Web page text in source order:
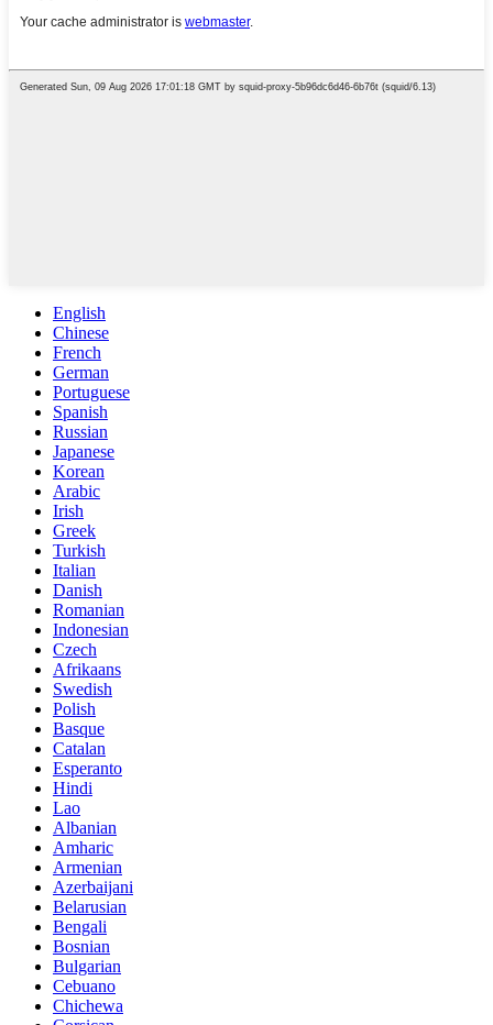
English
Chinese
French
German
Portuguese
Spanish
Russian
Japanese
Korean
Arabic
Irish
Greek
Turkish
Italian
Danish
Romanian
Indonesian
Czech
Afrikaans
Swedish
Polish
Basque
Catalan
Esperanto
Hindi
Lao
Albanian
Amharic
Armenian
Azerbaijani
Belarusian
Bengali
Bosnian
Bulgarian
Cebuano
Chichewa